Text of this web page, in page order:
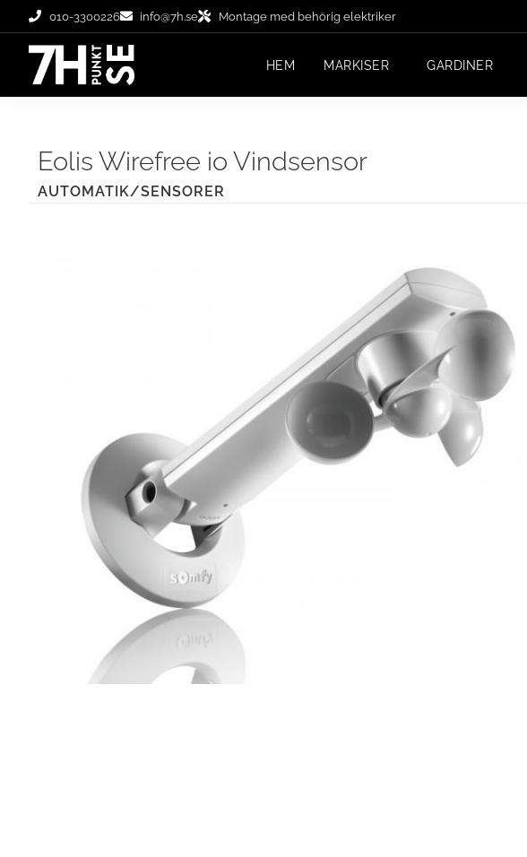
010-3300226 info@7h.se Montage med behörig elektriker
HEM MARKISER GARDINER
Eolis Wirefree io Vindsensor
AUTOMATIK/SENSORER